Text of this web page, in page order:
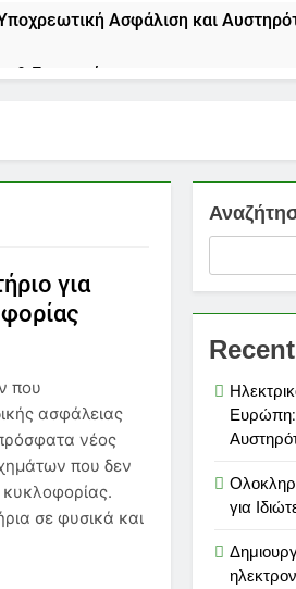
Ασφάλιση και
& Επιχειρήσεις
που μπορείς να κάνεις σήμερα
Σεζόν 2026
Πράκτορας
στην Ελλάδα
Ασπίδα Κάθε Μεταφορικής
για
που
ασφάλειας
νέος
που δεν
κυκλοφορίας.
σε φυσικά και
Ευρώπη:
για